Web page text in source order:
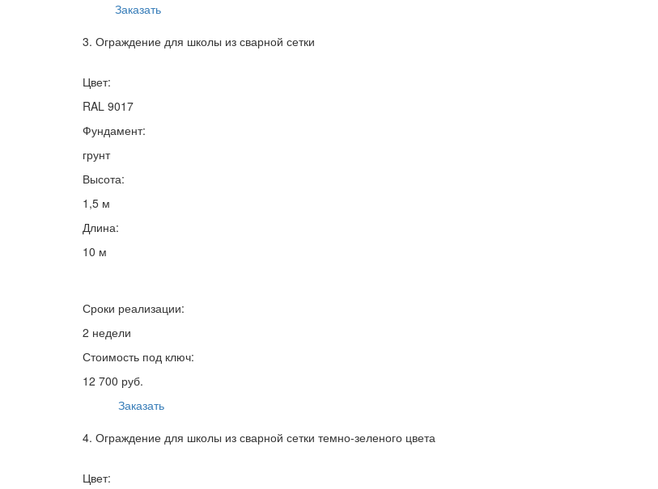
Заказать
3. Ограждение для школы из сварной сетки
Цвет:
RAL 9017
Фундамент:
грунт
Высота:
1,5 м
Длина:
10 м
Сроки реализации:
2 недели
Стоимость под ключ:
12 700 руб.
Заказать
4. Ограждение для школы из сварной сетки темно-зеленого цвета
Цвет: